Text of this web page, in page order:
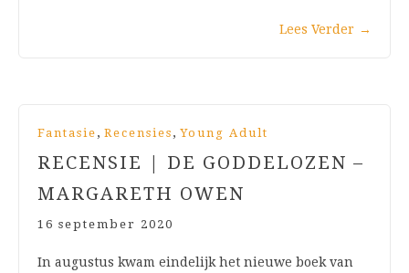
Lees Verder →
Fantasie , Recensies , Young Adult
RECENSIE | DE GODDELOZEN –
MARGARETH OWEN
16 september 2020
In augustus kwam eindelijk het nieuwe boek van